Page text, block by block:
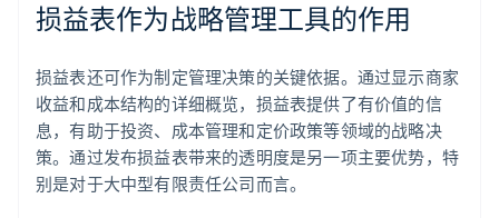
损益表作为战略管理工具的作用
损益表还可作为制定管理决策的关键依据。通过显示商家
收益和成本结构的详细概览，损益表提供了有价值的信
息，有助于投资、成本管理和定价政策等领域的战略决
策。通过发布损益表带来的透明度是另一项主要优势，特
别是对于大中型有限责任公司而言。
阿联酋
English